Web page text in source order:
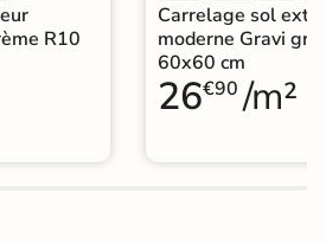
R10
Carrelage sol
moderne Gravi
60x60 cm
26€90 /m²